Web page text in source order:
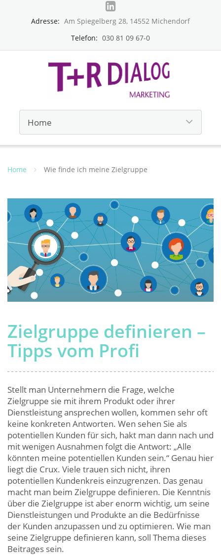
Adresse: Am Spiegelberg 28, 14552 Michendorf
Telefon: 030 81 09 67-0
Home Wie finde ich meine Zielgruppe
Zielgruppe definieren –
Tipps vom Profi
Stellt man Unternehmern die Frage, welche
Zielgruppe sie mit ihrem Produkt oder ihrer
Dienstleistung ansprechen wollen, kommen sehr oft
keine konkreten Antworten. Wen sehen Sie als
potentiellen Kunden für sich, hakt man dann nach und
mit wenigen Ausnahmen folgt die Antwort: „Alle
könnten meine potentiellen Kunden sein.“ Genau hier
liegt die Crux. Viele trauen sich nicht, ihren
potentiellen Kundenkreis einzugrenzen. Das genau
macht man beim Zielgruppe definieren. Die Kenntnis
über die Zielgruppe ist aber enorm wichtig, um seine
Dienstleistungen und Produkte an die Bedürfnisse
der Kunden anzupassen und zu optimieren. Wie man
seine Zielgruppe definieren kann, soll Thema dieses
Beitrages sein.